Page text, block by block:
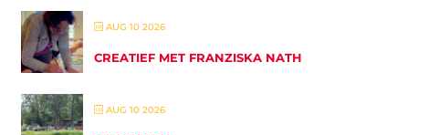
AUG 10 2026
CREATIEF MET FRANZISKA NATH
AUG 10 2026